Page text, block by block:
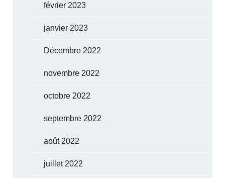
février 2023
janvier 2023
Décembre 2022
novembre 2022
octobre 2022
septembre 2022
août 2022
juillet 2022